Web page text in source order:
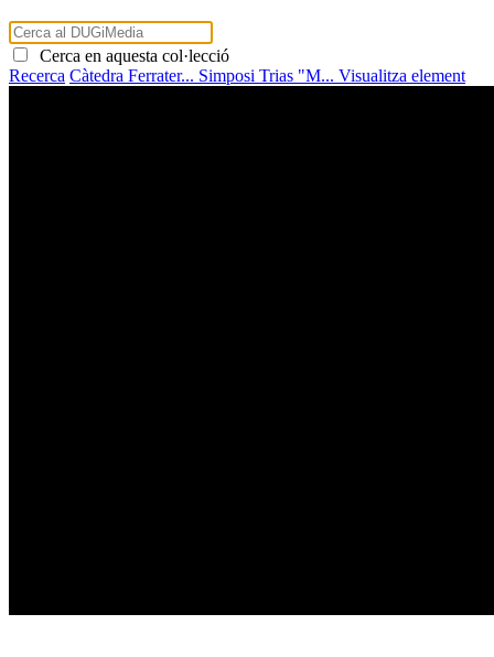
Cerca en aquesta col·lecció
Recerca Càtedra Ferrater... Simposi Trias "M... Visualitza element